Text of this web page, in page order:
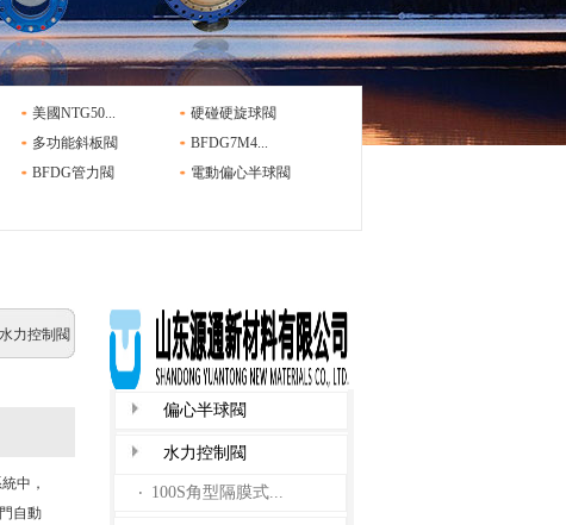
美國NTG50...
硬碰硬旋球閥
多功能斜板閥
BFDG7M4...
BFDG管力閥
電動偏心半球閥
力控制閥
中，
自動
偏心半球閥
水力控制閥
· 100S角型隔膜式...